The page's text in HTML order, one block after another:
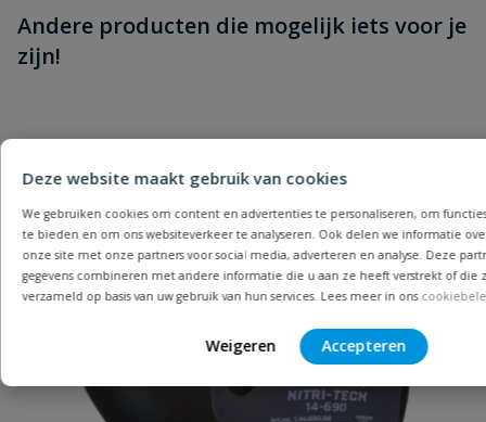
Deze website maakt gebruik van cookies
We gebruiken cookies om content en advertenties te personaliseren, om
te bieden en om ons websiteverkeer te analyseren. Ook delen we informatie
onze site met onze partners voor social media, adverteren en analyse. Deze
gegevens combineren met andere informatie die u aan ze heeft verstrekt of die
verzameld op basis van uw gebruik van hun services. Lees meer in ons
Weigeren Accepteren
Andere producten die mogelijk iets voor je
zijn!